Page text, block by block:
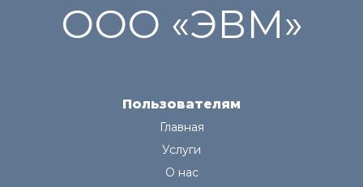
ООО «ЭВМ»
Пользователям
Главная
Услуги
О нас